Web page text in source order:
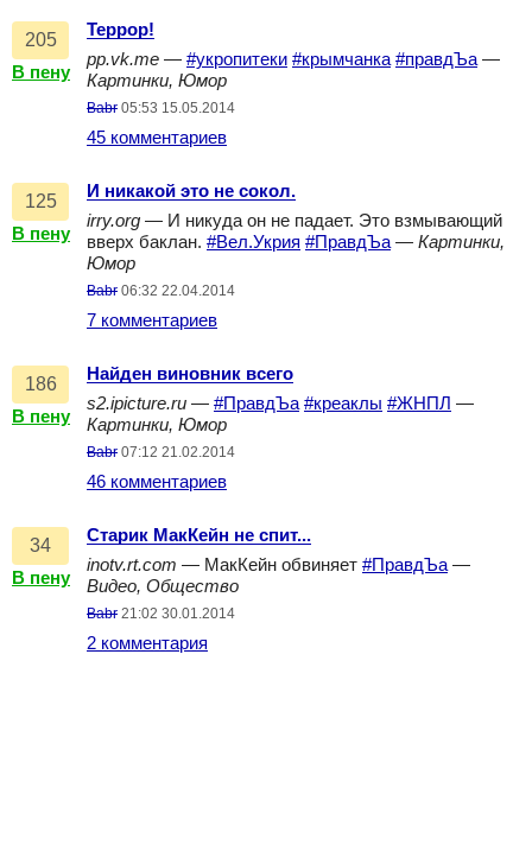
205
В пену
Террор!
pp.vk.me — #укропитеки #крымчанка #правдЪа —
Картинки, Юмор
Babr 05:53 15.05.2014
45 комментариев
125
В пену
И никакой это не сокол.
irry.org — И никуда он не падает. Это взмывающий
вверх баклан. #Вел.Укрия #ПравдЪа — Картинки,
Юмор
Babr 06:32 22.04.2014
7 комментариев
186
В пену
Найден виновник всего
s2.ipicture.ru — #ПравдЪа #креаклы #ЖНПЛ —
Картинки, Юмор
Babr 07:12 21.02.2014
46 комментариев
34
В пену
Старик МакКейн не спит...
inotv.rt.com — МакКейн обвиняет #ПравдЪа —
Видео, Общество
Babr 21:02 30.01.2014
2 комментария